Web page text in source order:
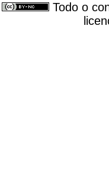
Todo o